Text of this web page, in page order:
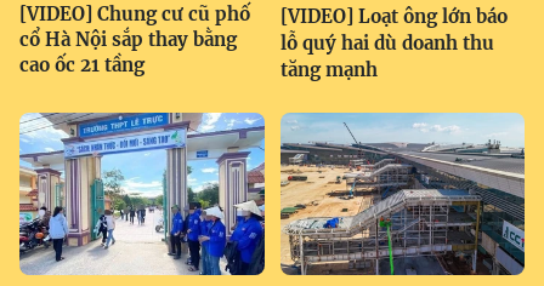
[VIDEO] Chung cư cũ phố
cổ Hà Nội sắp thay bằng
cao ốc 21 tầng
[VIDEO] Loạt ông lớn báo
lỗ quý hai dù doanh thu
tăng mạnh